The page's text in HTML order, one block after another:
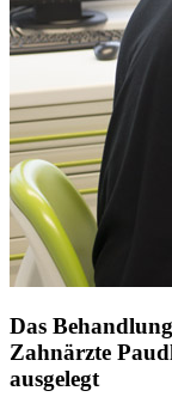
Das
Zahnärzte
ausgelegt